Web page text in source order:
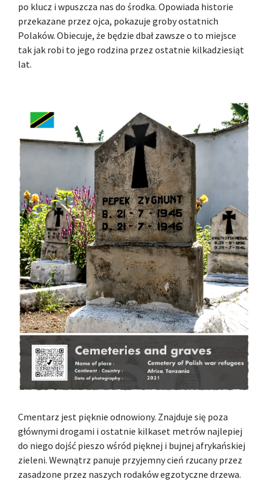
po klucz i wpuszcza nas do środka. Opowiada historie
przekazane przez ojca, pokazuje groby ostatnich
Polaków. Obiecuje, że będzie dbał zawsze o to miejsce
tak jak robi to jego rodzina przez ostatnie kilkadziesiąt
lat.
Cmentarz jest pięknie odnowiony. Znajduje się poza
głównymi drogami i ostatnie kilkaset metrów najlepiej
do niego dojść pieszo wśród pięknej i bujnej afrykańskiej
zieleni. Wewnątrz panuje przyjemny cień rzucany przez
zasadzone przez naszych rodaków egzotyczne drzewa.